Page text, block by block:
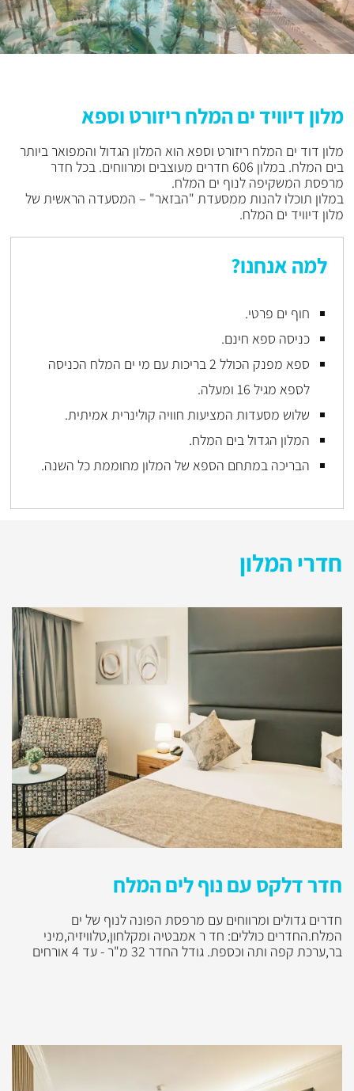
מלון דיוויד ים המלח ריזורט וספא
מלון דוד ים המלח ריזורט וספא הוא המלון הגדול והמפואר ביותר
בים המלח. במלון 606 חדרים מעוצבים ומרווחים. בכל חדר
מרפסת המשקיפה לנוף ים המלח.
במלון תוכלו להנות ממסעדת "הבזאר" – המסעדה הראשית של
מלון דיוויד ים המלח.
למה אנחנו?
חוף ים פרטי.
כניסה ספא חינם.
ספא מפנק הכולל 2 בריכות עם מי ים המלח הכניסה
לספא מגיל 16 ומעלה.
שלוש מסעדות המציעות חוויה קולינרית אמיתית.
המלון הגדול בים המלח.
הבריכה במתחם הספא של המלון מחוממת כל השנה.
חדרי המלון
חדר דלקס עם נוף לים המלח
חדרים גדולים ומרווחים עם מרפסת הפונה לנוף של ים
המלח.החדרים כוללים: חד ר אמבטיה ומקלחון,טלוויזיה,מיני
בר,ערכת קפה ותה וכספת. גודל החדר 32 מ"ר - עד 4 אורחים